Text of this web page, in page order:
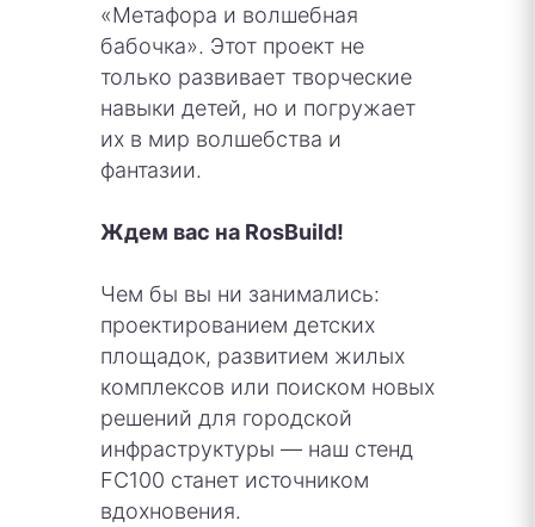
«Метафора и волшебная
бабочка». Этот проект не
только развивает творческие
навыки детей, но и погружает
их в мир волшебства и
фантазии.
Ждем вас на RosBuild!
Чем бы вы ни занимались:
проектированием детских
площадок, развитием жилых
комплексов или поиском новых
решений для городской
инфраструктуры — наш стенд
FC100 станет источником
вдохновения.